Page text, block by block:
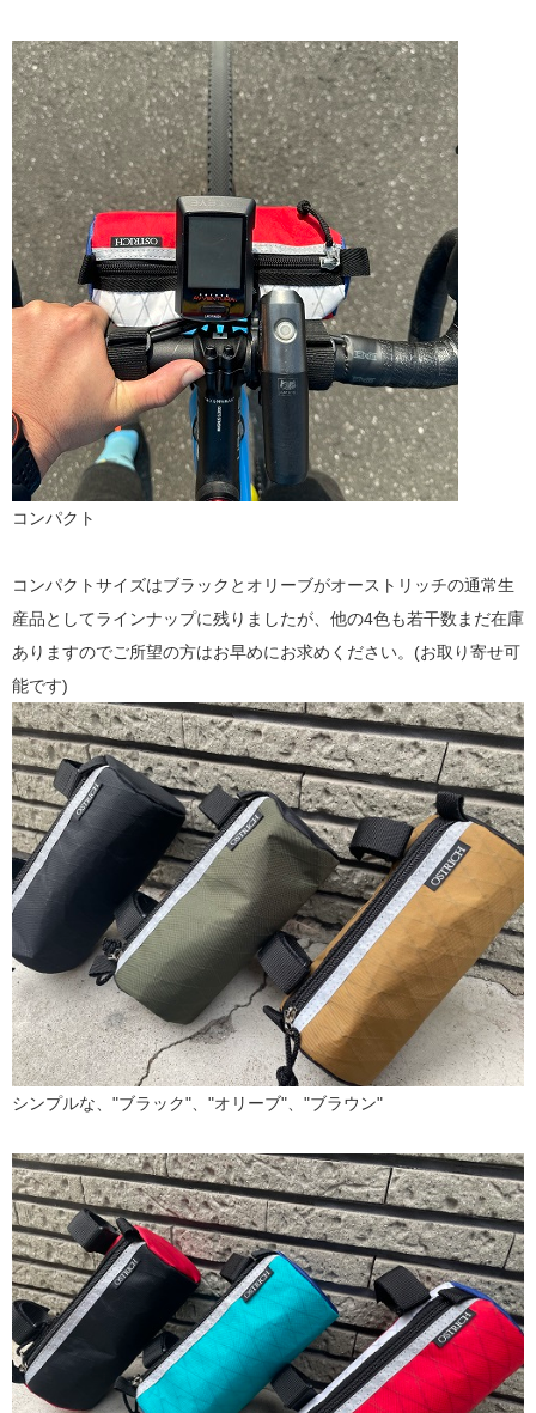
コンパクト
コンパクトサイズはブラックとオリーブがオーストリッチの通常生
産品としてラインナップに残りましたが、他の4色も若干数まだ在庫
ありますのでご所望の方はお早めにお求めください。(お取り寄せ可
能です)
シンプルな、"ブラック"、"オリーブ"、"ブラウン"